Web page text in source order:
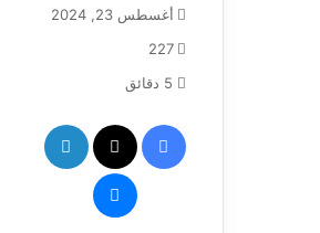
أغسطس 23, 2024
227
فيسبوك
ماسنجر